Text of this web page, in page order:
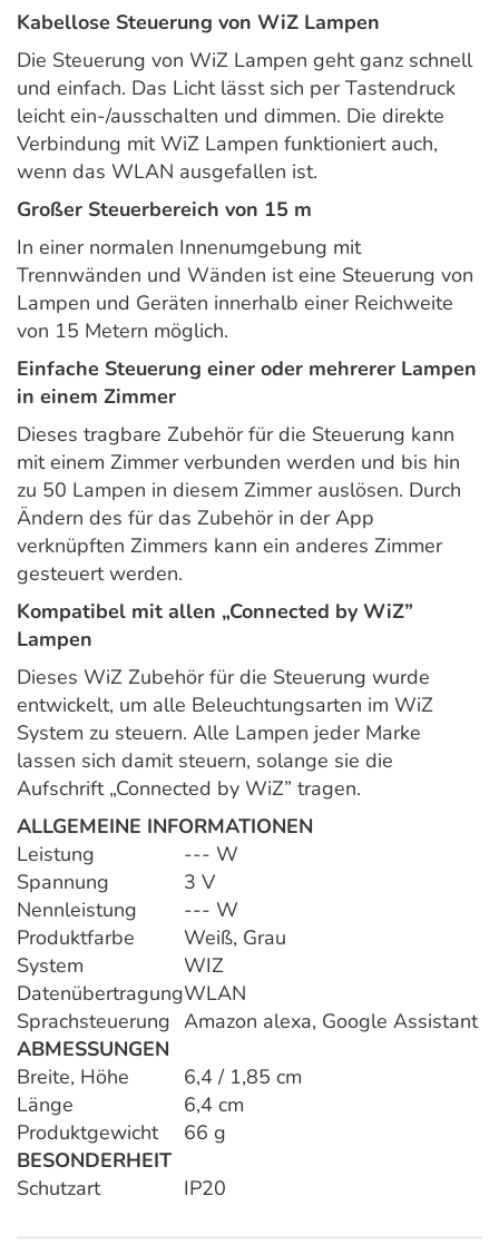
Kabellose Steuerung von WiZ Lampen
Die Steuerung von WiZ Lampen geht ganz schnell
und einfach. Das Licht lässt sich per Tastendruck
leicht ein-/ausschalten und dimmen. Die direkte
Verbindung mit WiZ Lampen funktioniert auch,
wenn das WLAN ausgefallen ist.
Großer Steuerbereich von 15 m
In einer normalen Innenumgebung mit
Trennwänden und Wänden ist eine Steuerung von
Lampen und Geräten innerhalb einer Reichweite
von 15 Metern möglich.
Einfache Steuerung einer oder mehrerer Lampen
in einem Zimmer
Dieses tragbare Zubehör für die Steuerung kann
mit einem Zimmer verbunden werden und bis hin
zu 50 Lampen in diesem Zimmer auslösen. Durch
Ändern des für das Zubehör in der App
verknüpften Zimmers kann ein anderes Zimmer
gesteuert werden.
Kompatibel mit allen „Connected by WiZ”
Lampen
Dieses WiZ Zubehör für die Steuerung wurde
entwickelt, um alle Beleuchtungsarten im WiZ
System zu steuern. Alle Lampen jeder Marke
lassen sich damit steuern, solange sie die
Aufschrift „Connected by WiZ” tragen.
ALLGEMEINE INFORMATIONEN
Leistung
--- W
Spannung
3 V
Nennleistung
--- W
Produktfarbe
Weiß, Grau
System
WIZ
DatenübertragungWLAN
Sprachsteuerung Amazon alexa, Google Assistant
ABMESSUNGEN
Breite, Höhe
6,4 / 1,85 cm
Länge
6,4 cm
Produktgewicht
66 g
BESONDERHEIT
Schutzart
IP20